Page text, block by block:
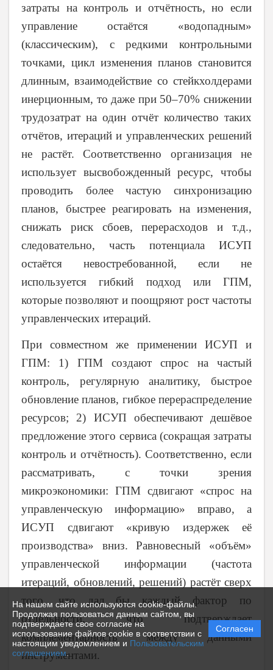
На нашем сайте используются cookie-файлы.
Продолжая пользоваться данным сайтом, вы
подтверждаете свое согласие на
использование файлов cookie в соответствии с
настоящим уведомлением и Пользовательским
соглашением.
Согласен
затраты на контроль и отчётность, но если
управление остаётся «водопадным»
(классическим), с редкими контрольными
точками, цикл изменения планов становится
длинным, взаимодействие со стейкхолдерами
инерционным, то даже при 50–70% снижении
трудозатрат на один отчёт количество таких
отчётов, итераций и управленческих решений
не растёт. Соответственно организация не
использует высвобожденный ресурс, чтобы
проводить более частую синхронизацию
планов, быстрее реагировать на изменения,
снижать риск сбоев, перерасходов и т.д.,
следовательно, часть потенциала ИСУП
остаётся невостребованной, если не
используется гибкий подход или ГПМ,
которые позволяют и поощряют рост частоты
управленческих итераций.
При совместном же применении ИСУП и
ГПМ: 1) ГПМ создают спрос на частый
контроль, регулярную аналитику, быстрое
обновление планов, гибкое перераспределение
ресурсов; 2) ИСУП обеспечивают дешёвое
предложение этого сервиса (сокращая затраты
контроль и отчётность). Соответственно, если
рассматривать, с точки зрения
микроэкономики: ГПМ сдвигают «спрос на
управленческую информацию» вправо, а
ИСУП сдвигают «кривую издержек её
производства» вниз. Равновесный «объём»
управленческой информации (частота
итераций, обновлений, решений) растёт сверх
того, что дал бы каждый фактор по
отдельности, что подтверждает
комплементарность между данными
инструментами.